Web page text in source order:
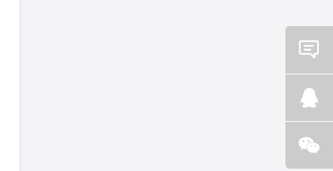
Email
咨询
Q Q
咨询